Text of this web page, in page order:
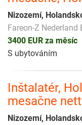
Nizozemí,
Fareon-Z Nederland
3400 EUR za měsíc
S ubytováním
Inštalatér,
mesačne
Nizozemí,